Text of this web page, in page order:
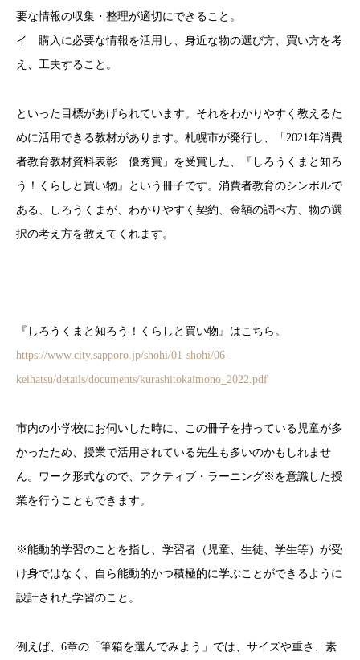
要な情報の収集・整理が適切にできること。
イ 購入に必要な情報を活用し、身近な物の選び方、買い方を考
え、工夫すること。
といった目標があげられています。それをわかりやすく教えるた
めに活用できる教材があります。札幌市が発行し、「2021年消費
者教育教材資料表彰 優秀賞」を受賞した、『しろうくまと知ろ
う！くらしと買い物』という冊子です。消費者教育のシンボルで
ある、しろうくまが、わかりやすく契約、金額の調べ方、物の選
択の考え方を教えてくれます。
『しろうくまと知ろう！くらしと買い物』はこちら。
https://www.city.sapporo.jp/shohi/01-shohi/06-
keihatsu/details/documents/kurashitokaimono_2022.pdf
市内の小学校にお伺いした時に、この冊子を持っている児童が多
かったため、授業で活用されている先生も多いのかもしれませ
ん。ワーク形式なので、アクティブ・ラーニング※を意識した授
業を行うこともできます。
※能動的学習のことを指し、学習者（児童、生徒、学生等）が受
け身ではなく、自ら能動的かつ積極的に学ぶことができるように
設計された学習のこと。
例えば、6章の「筆箱を選んでみよう」では、サイズや重さ、素